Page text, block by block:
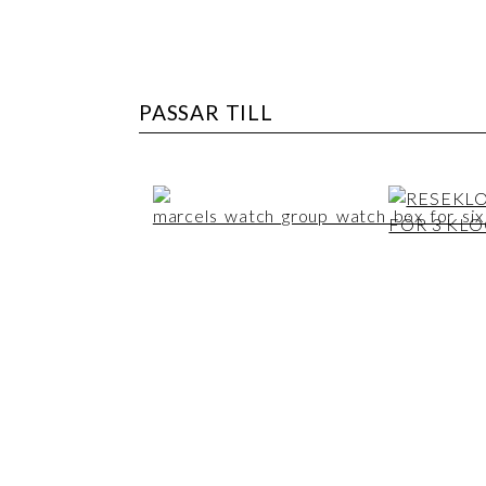
PASSAR TILL